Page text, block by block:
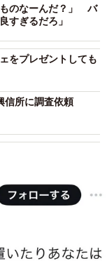
ものなーんだ？」 バ
すぎるだろ」
をプレゼントしても
信所に調査依頼